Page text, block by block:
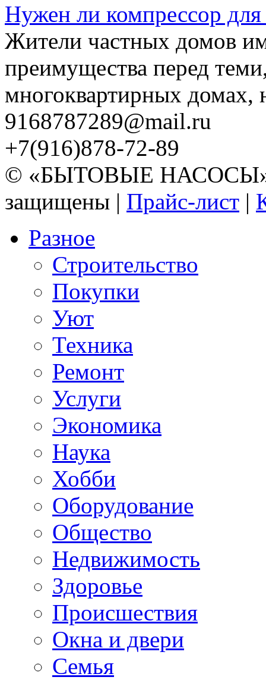
Нужен ли компрессор для
Жители частных домов
преимущества перед
многоквартирных домах,
9168787289@mail.ru
+7(916)878-72-89
© «БЫТОВЫЕ НАСОСЫ»
защищены | Прайс-лист |
Разное
Строительство
Покупки
Уют
Техника
Ремонт
Услуги
Экономика
Наука
Хобби
Оборудование
Общество
Недвижимость
Здоровье
Происшествия
Окна и двери
Семья